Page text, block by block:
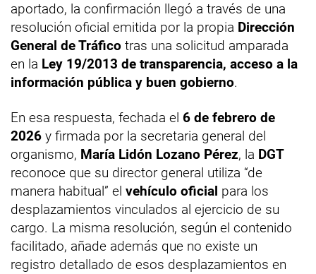
aportado, la confirmación llegó a través de una
resolución oficial emitida por la propia Dirección
General de Tráfico tras una solicitud amparada
en la Ley 19/2013 de transparencia, acceso a la
información pública y buen gobierno.
En esa respuesta, fechada el 6 de febrero de
2026 y firmada por la secretaria general del
organismo, María Lidón Lozano Pérez, la DGT
reconoce que su director general utiliza “de
manera habitual” el vehículo oficial para los
desplazamientos vinculados al ejercicio de su
cargo. La misma resolución, según el contenido
facilitado, añade además que no existe un
registro detallado de esos desplazamientos en